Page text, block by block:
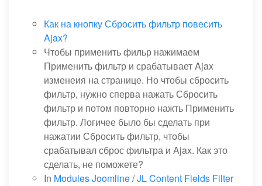
Как на кнопку Сбросить фильтр повесить
Ajax?
Чтобы применить фильр нажимаем
Применить фильтр и срабатывает Ajax
изменеия на странице. Но чтобы сбросить
фильтр, нужно сперва нажать Сбросить
фильтр и потом повторно нажть Применить
фильтр. Логичее было бы сделать при
нажатии Сбросить фильтр, чтобы
срабатывал сброс фильтра и Ajax. Как это
сделать, не поможете?
In Modules Joomline/JL Content Fields Filter